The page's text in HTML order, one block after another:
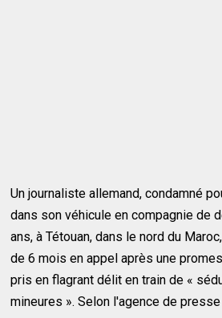
Un journaliste allemand, condamné
dans son véhicule en compagnie de
ans, à Tétouan, dans le nord du
de 6 mois en appel après une
pris en flagrant délit en train de «
mineures ». Selon l'agence de